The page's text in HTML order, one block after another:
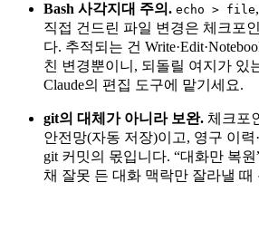
Bash 사각지대 주의. echo > file,
직접 건드린 파일 변경은 체크포
다. 추적되는 건
친 변경뿐이니, 되돌릴 여지가 있
Claude의 편집 도구에 맡기세요.
git의 대체가 아니라 보완. 체크포
안전망(자동 저장)이고, 영구 이력
git 커밋의 몫입니다. “대화만 복
채 잘못 든 대화 맥락만 잘라낼 때